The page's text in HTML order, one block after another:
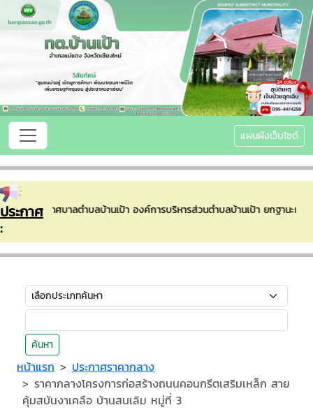
แผนผังเว็บไซต์
ประกาศ
:
รับเข้าสู่เทศบาลตำบลบ้านเป้า องค์การบริหารส่วนตำบลบ้านเป้า ยกฐานะเ
ค้นหา
หน้าแรก
ประกาศราคากลาง
ราคากลางโครงการก่อสร้างถนนคอนกรีตเสริมเหล็ก สาย
คุ้มสบันงาเคลือ บ้านสบเลิม หมู่ที่ 3